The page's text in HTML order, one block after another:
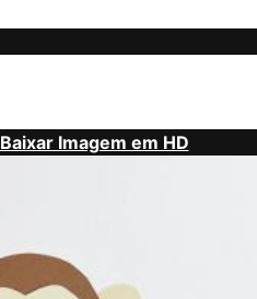
Baixar Imagem em HD